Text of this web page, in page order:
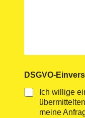
A
n
l
DSGVO-
Ich willige
meine